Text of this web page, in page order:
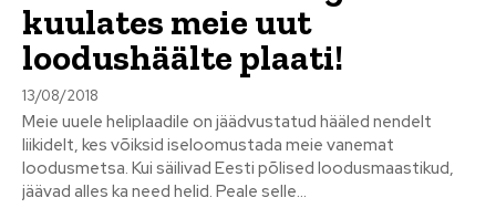
kuulates meie uut
loodushäälte plaati!
13/08/2018
Meie uuele heliplaadile on jäädvustatud hääled nendelt
liikidelt, kes võiksid iseloomustada meie vanemat
loodusmetsa. Kui säilivad Eesti põlised loodusmaastikud,
jäävad alles ka need helid. Peale selle...